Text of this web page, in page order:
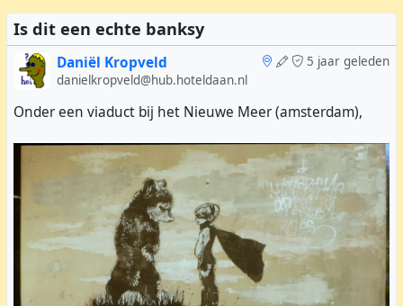
Is dit een echte banksy
5 jaar geleden
Daniël Kropveld
danielkropveld@hub.hoteldaan.nl
Onder een viaduct bij het Nieuwe Meer (amsterdam),